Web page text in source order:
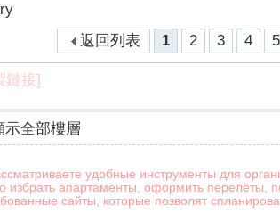
1
2 3 4 5
返回列表
鏈接]
示全部樓層
удобные инструменты для
избрать апартаменты, оформить перелёты,
сайты, которые позволят